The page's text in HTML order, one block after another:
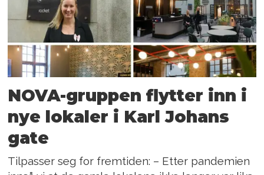
NOVA-gruppen flytter inn i
nye lokaler i Karl Johans
gate
Tilpasser seg for fremtiden: – Etter pandemien